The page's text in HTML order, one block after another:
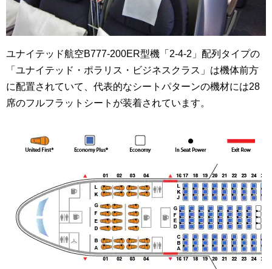
ユナイテッド航空B777-200ER型機「2-4-2」配列タイプの
「ユナイテッド・ポラリス・ビジネスクラス」は機体前方
に配置されていて、代表的なシートパターンの機材には28
席のフルフラットシートが装着されています。